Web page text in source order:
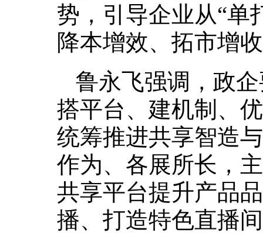
势，引导企业从“单
降本增效、拓市增
鲁永飞强调，政
搭平台、建机制、
统筹推进共享智造
作为、各展所长，
共享平台提升产品
播、打造特色直播